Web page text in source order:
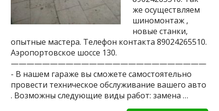
же осуществляем
шиномонтаж ,
новые станки,
опытные мастера. Телефон контакта 89024265510.
Аэропортовское шоссе 130.
—————————————————————————
- В нашем гараже вы сможете самостоятельно
провести техническое обслуживание вашего авто
. Возможны следующие виды работ: замена …